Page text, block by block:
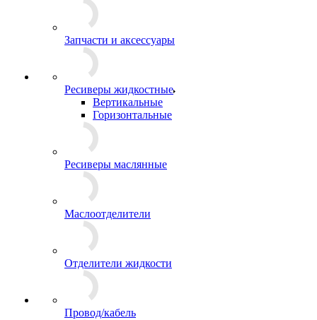
Запчасти и аксессуары
Ресиверы жидкостные
Вертикальные
Горизонтальные
Ресиверы маслянные
Маслоотделители
Отделители жидкости
Провод/кабель